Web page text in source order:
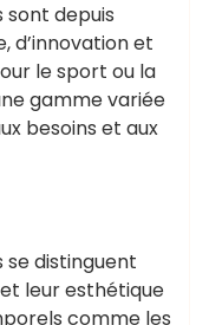
sont depuis
d’innovation et
le sport ou la
gamme variée
besoins et aux
se distinguent
leur esthétique
comme les